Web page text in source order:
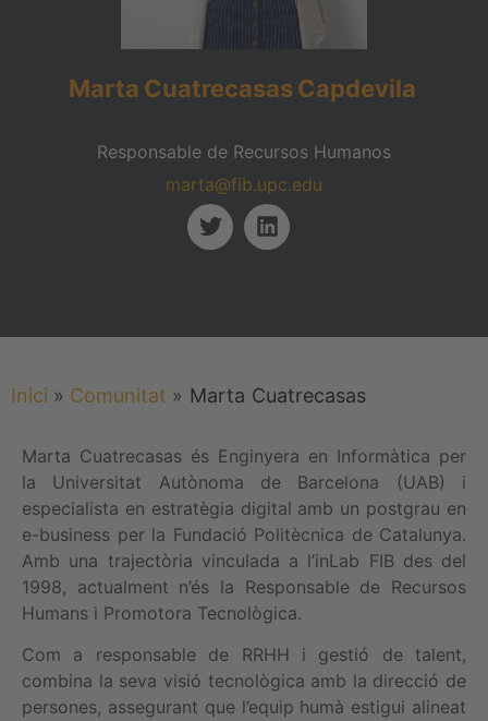
Marta Cuatrecasas Capdevila
Responsable de Recursos Humanos
marta@fib.upc.edu
Inici » Comunitat » Marta Cuatrecasas
Marta Cuatrecasas és Enginyera en Informàtica per
la Universitat Autònoma de Barcelona (UAB) i
especialista en estratègia digital amb un postgrau en
e-business per la Fundació Politècnica de Catalunya.
Amb una trajectòria vinculada a l’inLab FIB des del
1998, actualment n’és la Responsable de Recursos
Humans i Promotora Tecnològica.
Com a responsable de RRHH i gestió de talent,
combina la seva visió tecnològica amb la direcció de
persones, assegurant que l’equip humà estigui alineat